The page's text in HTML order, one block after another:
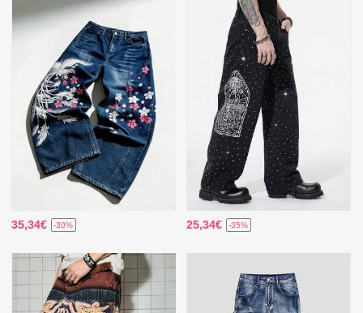
35,34€ -30% 25,34€ -35%